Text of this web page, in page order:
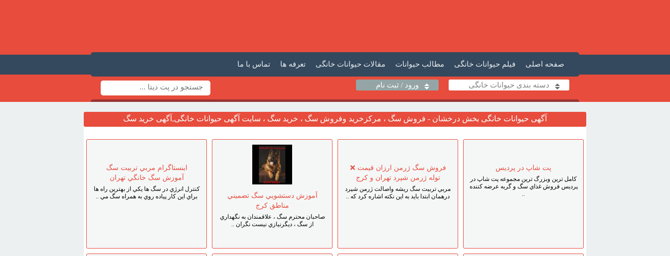
تماس با ما تعرفه ها مقالات حیوانات خانگی مطالب حیوانات فیلم حیوانات خانگی صفحه اصلی
دسته بندی حیوانات خانگی ورود / ثبت نام
آگهی حیوانات خانگی بخش درخشان - فروش سگ ، مرکزخرید وفروش سگ ، خرید سگ ، سایت آگهی حیوانات خانگی,آگهی خرید سگ
پت شاپ در پرديس
کامل ترين وبزرگ ترين مجموعه پت شاپ در
پرديس فروش غذاي سگ و گربه عرضه کننده
..
فروش سگ ژرمن ارزان قيمت ❌
توله ژرمن شپرد تهران و کرج
مربي تربيت سگ ريشه واصالت ژرمن شپرد
درهمان ابتدا بايد به اين نکته اشاره کرد که ..
آموزش دستشويي سگ تضميني
مناطق کرج
صاحبان محترم سگ ، علاقمندان به نگهداري
از سگ ، ديگرنيازي نيست نگران ..
اينستاگرام مربي تربيت سگ
آموزش سگ خانگي تهران
کنترل انرژي در سگ ها يکي از بهترين راه ها
براي اين کار پياده روي به همراه سگ مي ..